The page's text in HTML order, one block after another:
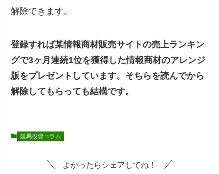
解除できます。
登録すれば某情報商材販売サイトの売上ランキン
グで3ヶ月連続1位を獲得した情報商材のアレンジ
版をプレゼントしています。そちらを読んでから
解除してもらっても結構です。
競馬投資コラム
よかったらシェアしてね！